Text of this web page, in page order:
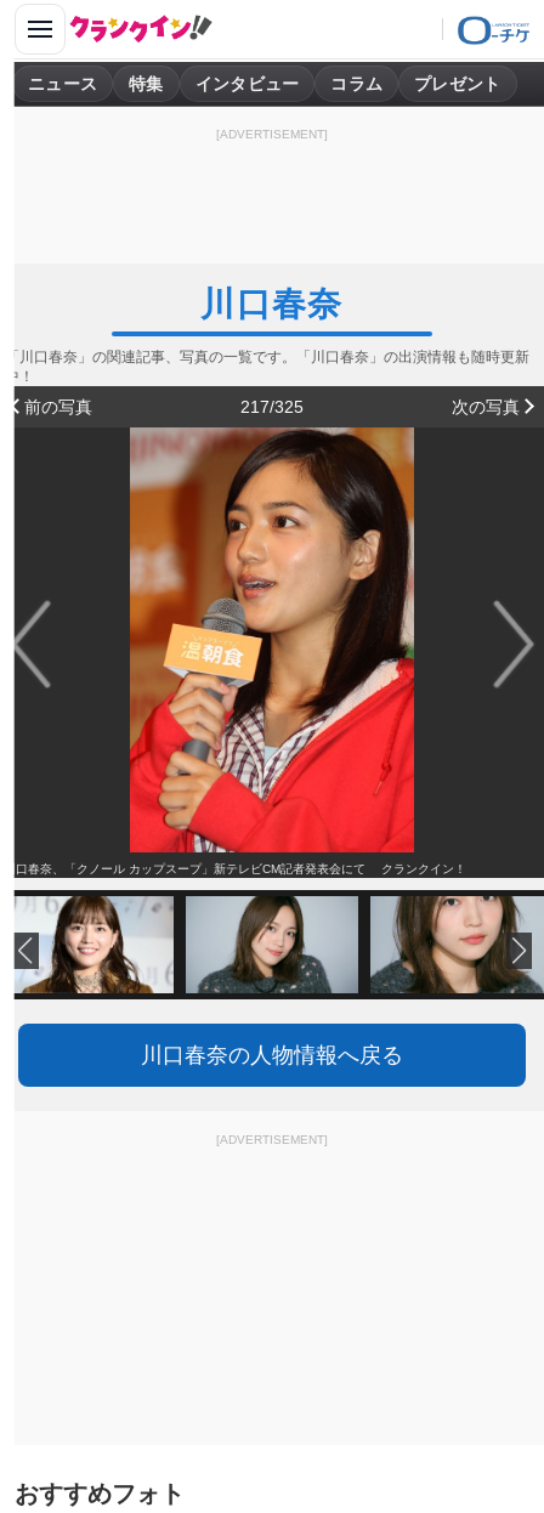
ニュース 特集 インタビュー コラム プレゼント
[ADVERTISEMENT]
川口春奈
「川口春奈」の関連記事、写真の一覧です。「川口春奈」の出演情報も随時更新
中！
前の写真 217/325 次の写真
川口春奈、「クノール カップスープ」新テレビCM記者発表会にて クランクイン！
川口春奈の人物情報へ戻る
[ADVERTISEMENT]
おすすめフォト